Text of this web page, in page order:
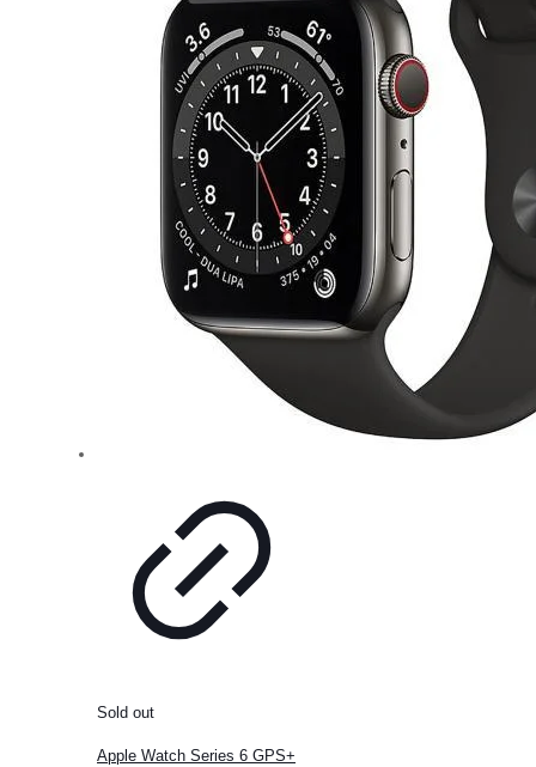
Sold out
Apple Watch Series 6 GPS+